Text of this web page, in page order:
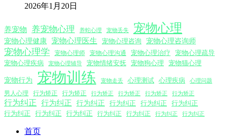
2026年1月20日
养宠物 养宠物心理 养蛇心理 宠物丢失 宠物心理
宠物心理健康 宠物心理医生 宠物心理咨询 宠物心理咨询师
宠物心理学 宠物心理师 宠物心理沟通 宠物心理治疗
宠物心理疏导
宠物心理疾病
宠物心理辅导 宠物情绪安抚 宠物狗心理 宠物猫心理
宠物行为 宠物训练 宠物走丢 心理测试 心理疾病 心理问题
男人心理 行为矫正 行为矫正 行为矫正 行为矫正 行为矫正 行为矫正
行为纠正 行为纠正 行为纠正 行为纠正 行为纠正
行为纠正
行为纠正
行为纠正 行为纠正 行为纠正 行为纠正 行为纠正 行为纠正
首页